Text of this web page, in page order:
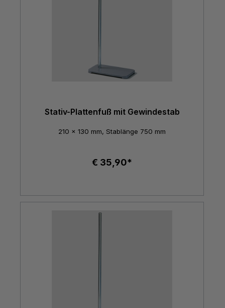
Stativ-Plattenfuß mit Gewindestab
210 x 130 mm, Stablänge 750 mm
€ 35,90*